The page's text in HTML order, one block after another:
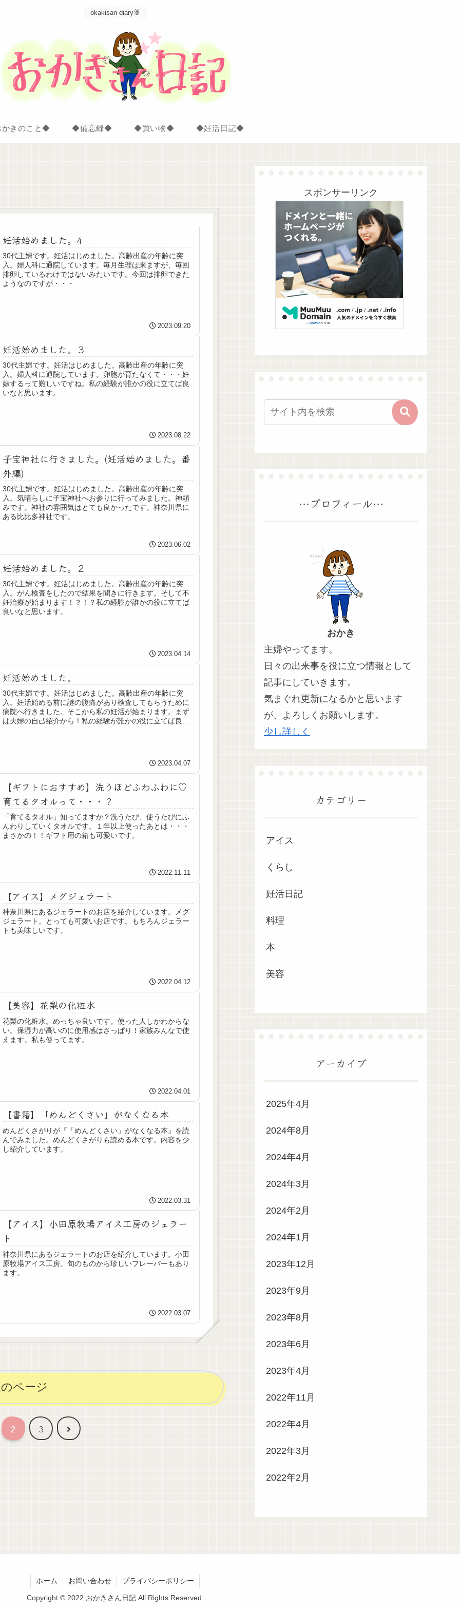
okakisan diary🐰
きのこと◆ ◆備忘録◆ ◆買い物◆ ◆妊活日記◆
妊活始めました。4
30代主婦です。妊活はじめました。高齢出産の年齢に突
入。婦人科に通院しています。毎月生理は来ますが、毎回
排卵しているわけではないみたいです。今回は排卵できた
ようなのですが・・・
2023.09.20
妊活始めました。３
30代主婦です。妊活はじめました。高齢出産の年齢に突
入。婦人科に通院しています。卵胞が育たなくて・・・妊
娠するって難しいですね。私の経験が誰かの役に立てば良
いなと思います。
2023.08.22
子宝神社に行きました。(妊活始めました。番
外編)
30代主婦です。妊活はじめました。高齢出産の年齢に突
入。気晴らしに子宝神社へお参りに行ってみました。神頼
みです。神社の雰囲気はとても良かったです。神奈川県に
ある比比多神社です。
2023.06.02
妊活始めました。２
30代主婦です。妊活はじめました。高齢出産の年齢に突
入。がん検査をしたので結果を聞きに行きます。そして不
妊治療が始まります！？！？私の経験が誰かの役に立てば
良いなと思います。
2023.04.14
妊活始めました。
30代主婦です。妊活はじめました。高齢出産の年齢に突
入。妊活始める前に謎の腹痛があり検査してもらうために
病院へ行きました。そこから私の妊活が始まります。まず
は夫婦の自己紹介から！私の経験が誰かの役に立てば良い
2023.04.07
【ギフトにおすすめ】洗うほどふわふわに♡
育てるタオルって・・・？
「育てるタオル」知ってますか？洗うたび、使うたびにふ
んわりしていくタオルです。１年以上使ったあとは・・・
まさかの！！ギフト用の箱も可愛いです。
2022.11.11
【アイス】メグジェラート
神奈川県にあるジェラートのお店を紹介しています。メグ
ジェラート。とっても可愛いお店です。もちろんジェラー
トも美味しいです。
2022.04.12
【美容】花梨の化粧水
花梨の化粧水。めっちゃ良いです。使った人しかわからな
い。保湿力が高いのに使用感はさっぱり！家族みんなで使
えます。私も使ってます。
2022.04.01
【書籍】「めんどくさい」がなくなる本
めんどくさがりが『「めんどくさい」がなくなる本』を読
んでみました。めんどくさがりも読める本です。内容を少
し紹介しています。
2022.03.31
【アイス】小田原牧場アイス工房のジェラー
ト
神奈川県にあるジェラートのお店を紹介しています。小田
原牧場アイス工房。旬のものから珍しいフレーバーもあり
ます。
2022.03.07
ページ
2 3
次
スポンサーリンク
⋯プロフィール⋯
おかき
主婦やってます。
日々の出来事を役に立つ情報として
記事にしていきます。
気まぐれ更新になるかと思います
が、よろしくお願いします。
少し詳しく
カテゴリー
アイス
くらし
妊活日記
料理
本
美容
アーカイブ
2025年4月
2024年8月
2024年4月
2024年3月
2024年2月
2024年1月
2023年12月
2023年9月
2023年8月
2023年6月
2023年4月
2022年11月
2022年4月
2022年3月
2022年2月
ホーム お問い合わせ プライバシーポリシー
Copyright © 2022 おかきさん日記 All Rights Reserved.